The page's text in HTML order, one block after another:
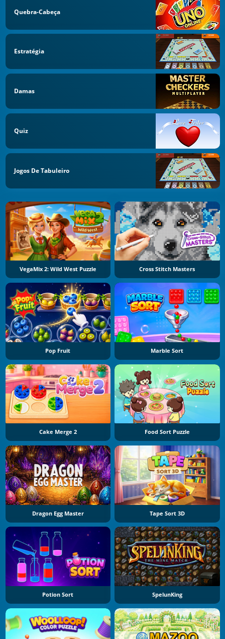
Quebra-Cabeça
Estratégia
Damas
Quiz
Jogos De Tabuleiro
VegaMix 2: Wild West Puzzle Cross Stitch Masters
Pop Fruit Marble Sort
Cake Merge 2 Food Sort Puzzle
Dragon Egg Master Tape Sort 3D
Potion Sort SpelunKing